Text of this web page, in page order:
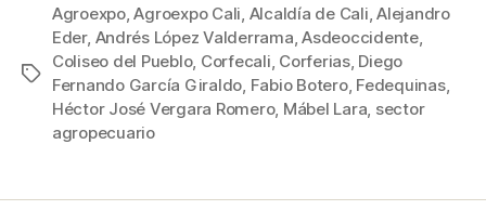
c
e
b
o
o
k
tt
er
ail er
e
st
m
p
ar
tir
Etiquetas
Agroexpo,Agroexpo Cali, Alcaldía de Cali,Alejandro
Eder, Andrés López Valderrama,Asdeoccidente,
Coliseo del Pueblo, Corfecali, Corferias, Diego
Fernando García Giraldo, Fabio Botero, Fedequinas,
Héctor José Vergara Romero, Mábel Lara, sector
agropecuario